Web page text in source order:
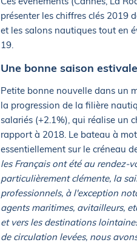
présenter les chiffres clés 2019
et les salons nautiques tout en
19.
Une bonne saison
Petite bonne nouvelle dans un
la progression de la filière
salariés (+2.1%), qui réalise un
rapport à 2018. Le bateau à
essentiellement sur le créneau
les Français ont été au rendez-
particulièrement clémente, la
professionnels, à l'exception
agents maritimes, avitailleurs,
et vers les destinations
de circulation levées, nous